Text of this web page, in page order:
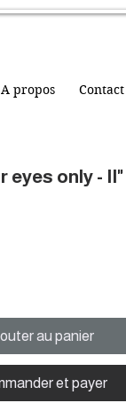
A propos Contact
eyes only - II"
au panier
et payer